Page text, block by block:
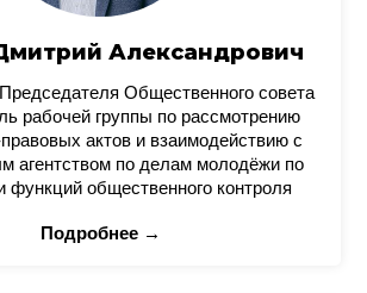
Александрович
Общественного совета
рабочей группы по рассмотрению
актов и взаимодействию с
агентством по делам молодёжи по
функций общественного контроля
Подробнее →